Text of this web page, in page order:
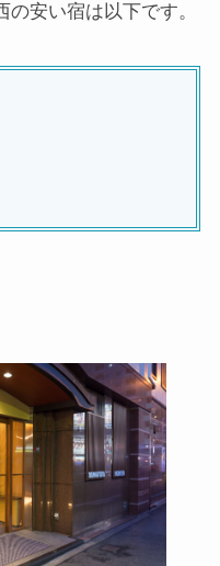
安い宿は以下です。